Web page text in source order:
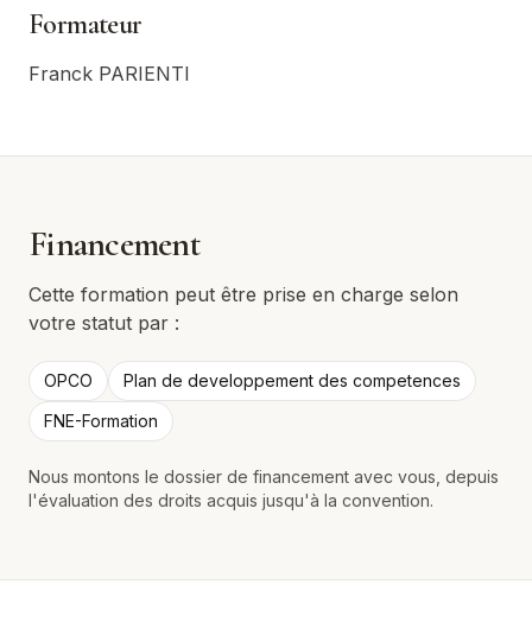
Formateur
Franck PARIENTI
Financement
Cette formation peut être prise en charge selon
votre statut par :
OPCO
Plan de developpement des competences
FNE-Formation
Nous montons le dossier de financement avec vous, depuis
l'évaluation des droits acquis jusqu'à la convention.